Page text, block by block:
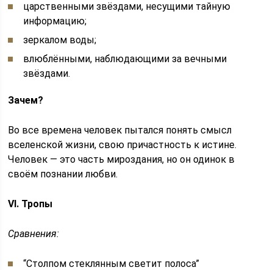
царственными звёздами, несущими тайную
информацию;
зеркалом воды;
влюблёнными, наблюдающими за вечными
звёздами.
Зачем?
Во все времена человек пытался понять смысл
вселенской жизни, свою причастность к истине.
Человек — это часть мироздания, но он одинок в
своём познании любви.
VI. Тропы
Сравнения:
“Столпом стеклянным светит полоса”